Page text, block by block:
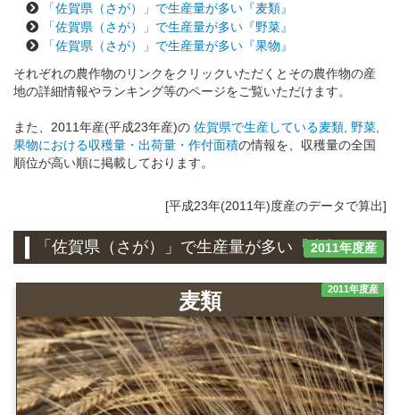
「佐賀県（さが）」で生産量が多い『麦類』
「佐賀県（さが）」で生産量が多い『野菜』
「佐賀県（さが）」で生産量が多い『果物』
それぞれの農作物のリンクをクリックいただくとその農作物の産
地の詳細情報やランキング等のページをご覧いただけます。
また、2011年産(平成23年産)の 佐賀県で生産している麦類, 野菜,
果物における収穫量・出荷量・作付面積の情報を、収穫量の全国
順位が高い順に掲載しております。
[平成23年(2011年)度産のデータで算出]
2011年度産
「佐賀県（さが）」で生産量が多い『麦類』
2011年度産
麦類